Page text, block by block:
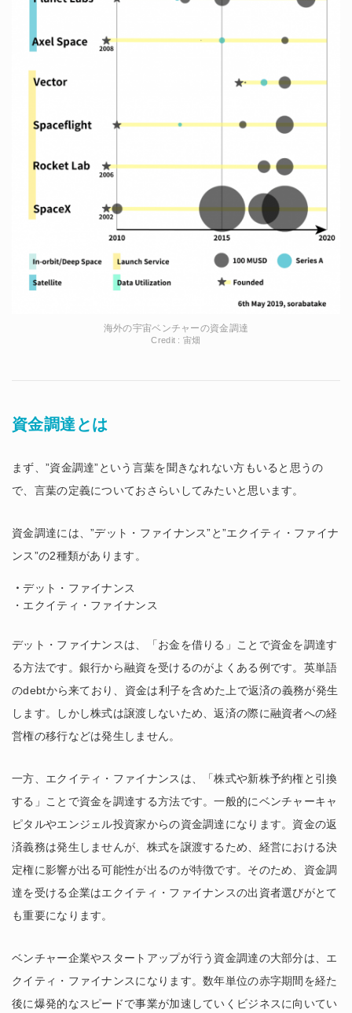
海外の宇宙ベンチャーの資金調達
Credit : 宙畑
資金調達とは
まず、”資金調達”という言葉を聞きなれない方もいると思うの
で、言葉の定義についておさらいしてみたいと思います。
資金調達には、”デット・ファイナンス”と”エクイティ・ファイナ
ンス”の2種類があります。
・デット・ファイナンス
・エクイティ・ファイナンス
デット・ファイナンスは、「お金を借りる」ことで資金を調達す
る方法です。銀行から融資を受けるのがよくある例です。英単語
のdebtから来ており、資金は利子を含めた上で返済の義務が発生
します。しかし株式は譲渡しないため、返済の際に融資者への経
営権の移行などは発生しません。
一方、エクイティ・ファイナンスは、「株式や新株予約権と引換
する」ことで資金を調達する方法です。一般的にベンチャーキャ
ピタルやエンジェル投資家からの資金調達になります。資金の返
済義務は発生しませんが、株式を譲渡するため、経営における決
定権に影響が出る可能性が出るのが特徴です。そのため、資金調
達を受ける企業はエクイティ・ファイナンスの出資者選びがとて
も重要になります。
ベンチャー企業やスタートアップが行う資金調達の大部分は、エ
クイティ・ファイナンスになります。数年単位の赤字期間を経た
後に爆発的なスピードで事業が加速していくビジネスに向いてい